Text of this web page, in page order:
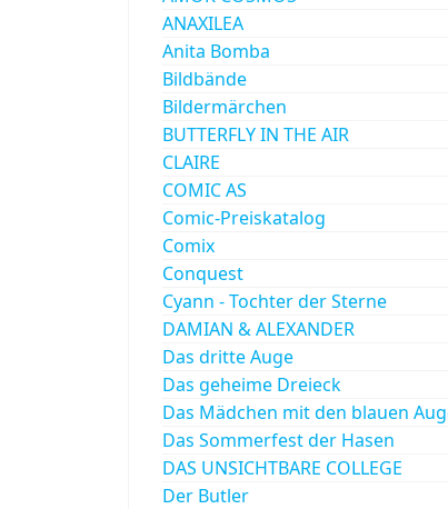
ANAXILEA
Anita Bomba
Bildbände
Bildermärchen
BUTTERFLY IN THE AIR
CLAIRE
COMIC AS
Comic-Preiskatalog
Comix
Conquest
Cyann - Tochter der Sterne
DAMIAN & ALEXANDER
Das dritte Auge
Das geheime Dreieck
Das Mädchen mit den blauen
Das Sommerfest der Hasen
DAS UNSICHTBARE COLLEGE
Der Butler